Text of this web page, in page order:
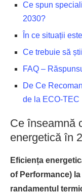
Ce spun
2030?
În ce situații
Ce trebuie să
FAQ –
De Ce
de la ECO-TEC
Ce înseamnă
energetică în
Eficiența
of Performance)
randamentul